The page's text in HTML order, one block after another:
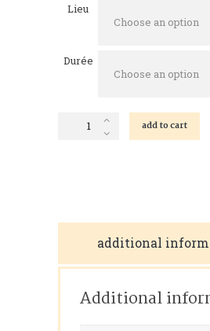
Lieu
Durée
particuliers
add to cart
additional
Additional